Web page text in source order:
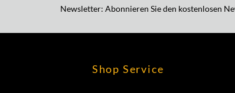
Newsletter: Abonnieren Sie den kostenlosen
Shop Service